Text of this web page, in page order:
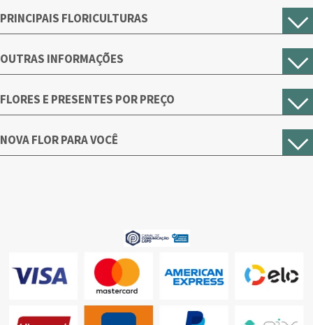
PRINCIPAIS FLORICULTURAS
OUTRAS INFORMAÇÕES
FLORES E PRESENTES POR PREÇO
NOVA FLOR PARA VOCÊ